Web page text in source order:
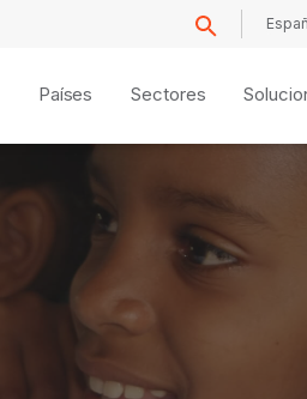
Países Sectores